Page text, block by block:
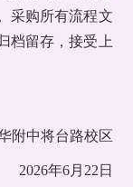
采购所有流程文
档留存，接受上
附中将台路校区
2026年6月22日